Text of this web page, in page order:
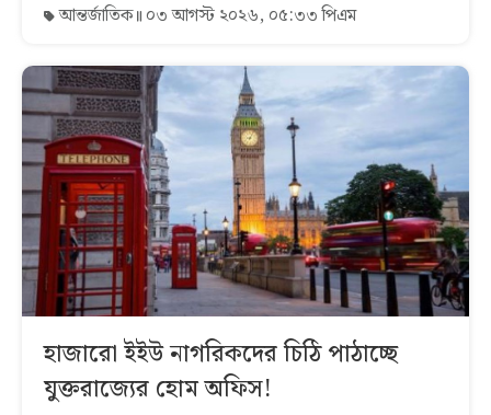
আন্তর্জাতিক ০৩ আগস্ট ২০২৬, ০৫:৩৩ পিএম
হাজারো ইইউ নাগরিকদের চিঠি পাঠাচ্ছে
যুক্তরাজ্যের হোম অফিস!